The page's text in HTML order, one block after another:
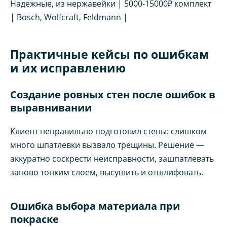
Надежные, из нержавейки | 5000-15000₽ комплект
| Bosch, Wolfcraft, Feldmann |
Практичные кейсы по ошибкам
и их исправлению
Создание ровных стен после ошибок в
выравнивании
Клиент неправильно подготовил стены: слишком
много шпатлевки вызвало трещины. Решение —
аккуратно соскрести неисправности, зашпатлевать
заново тонким слоем, высушить и отшлифовать.
Ошибка выбора материала при
покраске